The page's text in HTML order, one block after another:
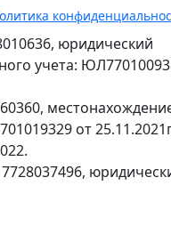
юридический
учета:
от